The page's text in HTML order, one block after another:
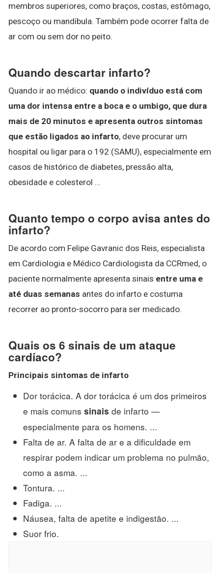
membros superiores, como braços, costas, estômago,
pescoço ou mandíbula. Também pode ocorrer falta de
ar com ou sem dor no peito.
Quando descartar infarto?
Quando ir ao médico: quando o indivíduo está com
uma dor intensa entre a boca e o umbigo, que dura
mais de 20 minutos e apresenta outros sintomas
que estão ligados ao infarto, deve procurar um
hospital ou ligar para o 192 (SAMU), especialmente em
casos de histórico de diabetes, pressão alta,
obesidade e colesterol ...
Quanto tempo o corpo avisa antes do
infarto?
De acordo com Felipe Gavranic dos Reis, especialista
em Cardiologia e Médico Cardiologista da CCRmed, o
paciente normalmente apresenta sinais entre uma e
até duas semanas antes do infarto e costuma
recorrer ao pronto-socorro para ser medicado.
Quais os 6 sinais de um ataque
cardíaco?
Principais sintomas de infarto
Dor torácica. A dor torácica é um dos primeiros
e mais comuns sinais de infarto —
especialmente para os homens. ...
Falta de ar. A falta de ar e a dificuldade em
respirar podem indicar um problema no pulmão,
como a asma. ...
Tontura. ...
Fadiga. ...
Náusea, falta de apetite e indigestão. ...
Suor frio.